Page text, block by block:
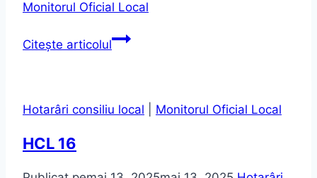
Monitorul Oficial Local
Citește articolulHCL
Hotarâri consiliu local Monitorul Oficial Local
HCL 16